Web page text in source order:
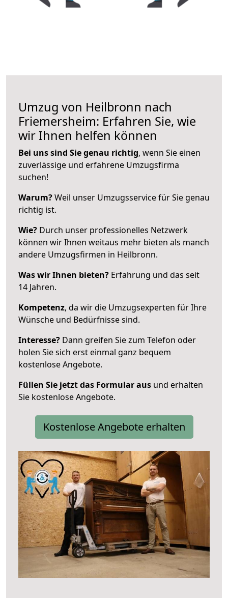
Umzug von Heilbronn nach
Friemersheim: Erfahren Sie, wie
wir Ihnen helfen können
Bei uns sind Sie genau richtig, wenn Sie einen
zuverlässige und erfahrene Umzugsfirma
suchen!
Warum?Weil unser Umzugsservice für Sie genau
richtig ist.
Wie? Durch unser professionelles Netzwerk
können wir Ihnen weitaus mehr bieten als manch
andere Umzugsfirmen in Heilbronn.
Was wir Ihnen bieten? Erfahrung und das seit
14 Jahren.
Kompetenz, da wir die Umzugsexperten für Ihre
Wünsche und Bedürfnisse sind.
Interesse? Dann greifen Sie zum Telefon oder
holen Sie sich erst einmal ganz bequem
kostenlose Angebote.
Füllen Sie jetzt das Formular aus und erhalten
Sie kostenlose Angebote.
Kostenlose Angebote erhalten